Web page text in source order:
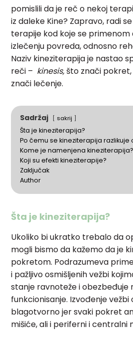
pomislili da je reč o nekoj
iz daleke Kine? Zapravo, radi
terapije kod koje se primenom
izlečenju povreda, odnosno
Naziv kineziterapija je nastao
reči – kinesis,što znači pokret,
znači lečenje.
Sadržaj sakrij
Šta je kineziterapija?
Po čemu se kineziterapija razlikuje
Kome je namenjena kineziterapija?
Koji su efekti kineziterapije?
Zaključak
Author
Šta je kineziterapija?
Ukoliko bi ukratko trebalo da
mogli bismo da kažemo da je
pokretom. Podrazumeva
i pažljivo osmišljenih vežbi
stanje ravnoteže i
funkcionisanje. Izvođenje
blagotvorno jer svaki pokret
mišiće, ali i periferni i centralni